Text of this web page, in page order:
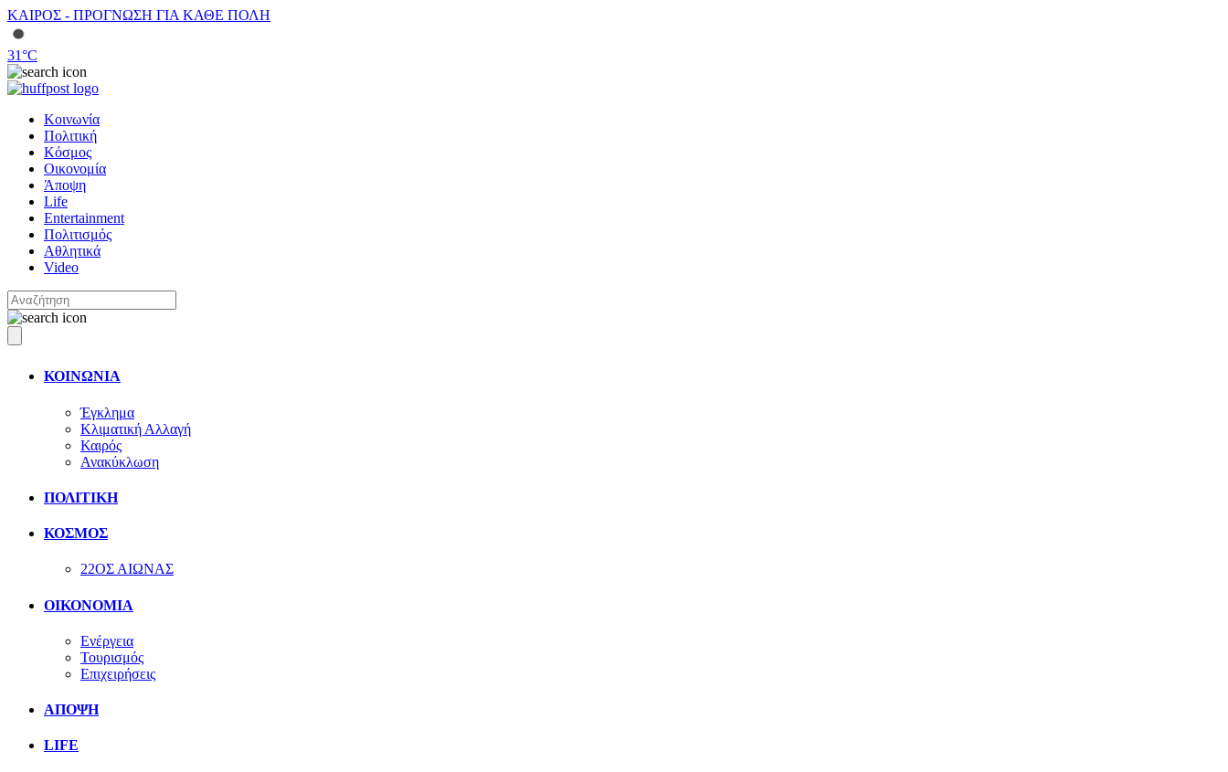
ΚΑΙΡΟΣ - ΠΡΟΓΝΩΣΗ ΓΙΑ ΚΑΘΕ ΠΟΛΗ
31°C
Κοινωνία
Πολιτική
Κόσμος
Οικονομία
Άποψη
Life
Entertainment
Πολιτισμός
Αθλητικά
Video
ΚΟΙΝΩΝΙΑ
Έγκλημα
Κλιματική Αλλαγή
Καιρός
Ανακύκλωση
ΠΟΛΙΤΙΚΗ
ΚΟΣΜΟΣ
22ΟΣ ΑΙΩΝΑΣ
ΟΙΚΟΝΟΜΙΑ
Ενέργεια
Τουρισμός
Επιχειρήσεις
ΑΠΟΨΗ
LIFE